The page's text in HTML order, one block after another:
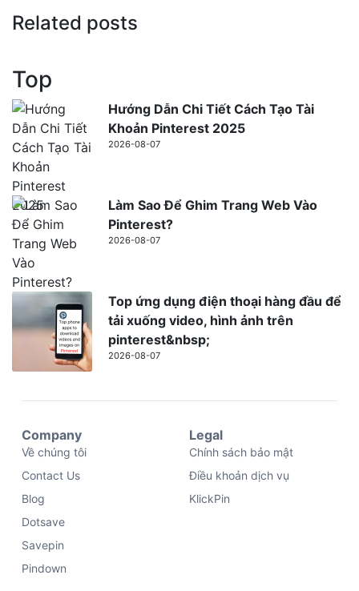
Related posts
Top
Hướng Dẫn Chi Tiết Cách Tạo Tài
Khoản Pinterest 2025
2026-08-07
Làm Sao Để Ghim Trang Web Vào
Pinterest?
2026-08-07
Top ứng dụng điện thoại hàng đầu để
tải xuống video, hình ảnh trên
pinterest&nbsp;
2026-08-07
Company
Về chúng tôi
Contact Us
Blog
Dotsave
Savepin
Pindown
Legal
Chính sách bảo mật
Điều khoản dịch vụ
KlickPin